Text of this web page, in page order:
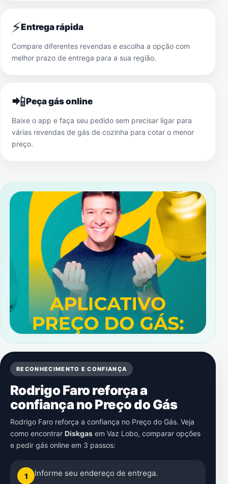
⚡Entrega rápida
Compare diferentes revendas e escolha a opção com
melhor prazo de entrega para a sua região.
📲Peça gás online
Baixe o app e faça seu pedido sem precisar ligar para
várias revendas de gás de cozinha para cotar o menor
preço.
RECONHECIMENTO E CONFIANÇA
Rodrigo Faro reforça a
confiança no Preço do Gás
Rodrigo Faro reforça a confiança no Preço do Gás. Veja
como encontrar Diskgas em Vaz Lobo, comparar opções
e pedir gás online em 3 passos:
1 Informe seu endereço de entrega.